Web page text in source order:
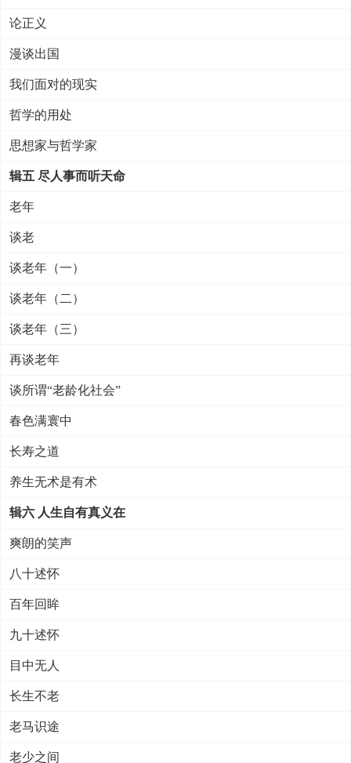
论正义
漫谈出国
我们面对的现实
哲学的用处
思想家与哲学家
辑五 尽人事而听天命
老年
谈老
谈老年（一）
谈老年（二）
谈老年（三）
再谈老年
谈所谓“老龄化社会”
春色满寰中
长寿之道
养生无术是有术
辑六 人生自有真义在
爽朗的笑声
八十述怀
百年回眸
九十述怀
目中无人
长生不老
老马识途
老少之间